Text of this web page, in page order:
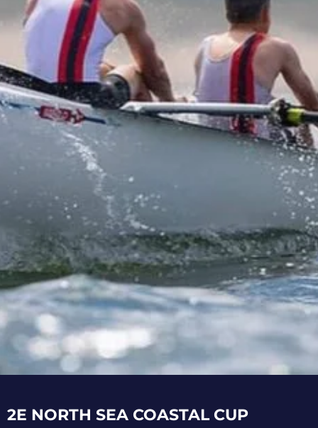
2E NORTH SEA COASTAL CUP